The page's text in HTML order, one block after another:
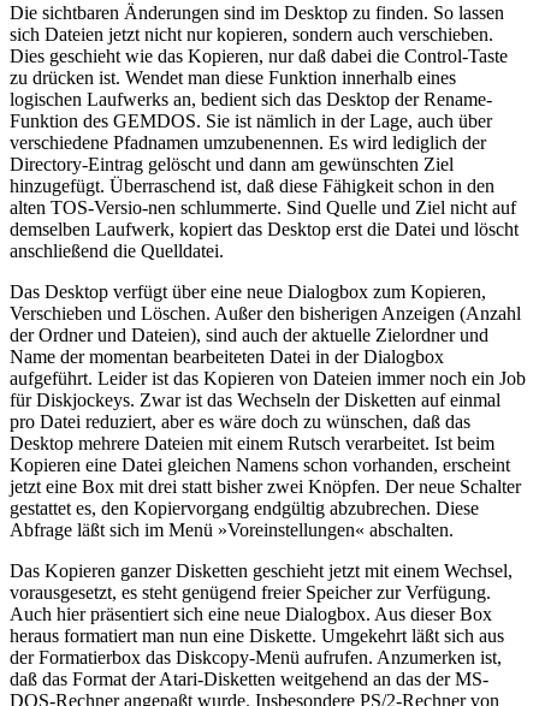
Die sichtbaren Änderungen sind im Desktop zu finden. So lassen
sich Dateien jetzt nicht nur kopieren, sondern auch verschieben.
Dies geschieht wie das Kopieren, nur daß dabei die Control-Taste
zu drücken ist. Wendet man diese Funktion innerhalb eines
logischen Laufwerks an, bedient sich das Desktop der Rename-
Funktion des GEMDOS. Sie ist nämlich in der Lage, auch über
verschiedene Pfadnamen umzubenennen. Es wird lediglich der
Directory-Eintrag gelöscht und dann am gewünschten Ziel
hinzugefügt. Überraschend ist, daß diese Fähigkeit schon in den
alten TOS-Versio-nen schlummerte. Sind Quelle und Ziel nicht auf
demselben Laufwerk, kopiert das Desktop erst die Datei und löscht
anschließend die Quelldatei.
Das Desktop verfügt über eine neue Dialogbox zum Kopieren,
Verschieben und Löschen. Außer den bisherigen Anzeigen (Anzahl
der Ordner und Dateien), sind auch der aktuelle Zielordner und
Name der momentan bearbeiteten Datei in der Dialogbox
aufgeführt. Leider ist das Kopieren von Dateien immer noch ein Job
für Diskjockeys. Zwar ist das Wechseln der Disketten auf einmal
pro Datei reduziert, aber es wäre doch zu wünschen, daß das
Desktop mehrere Dateien mit einem Rutsch verarbeitet. Ist beim
Kopieren eine Datei gleichen Namens schon vorhanden, erscheint
jetzt eine Box mit drei statt bisher zwei Knöpfen. Der neue Schalter
gestattet es, den Kopiervorgang endgültig abzubrechen. Diese
Abfrage läßt sich im Menü »Voreinstellungen« abschalten.
Das Kopieren ganzer Disketten geschieht jetzt mit einem Wechsel,
vorausgesetzt, es steht genügend freier Speicher zur Verfügung.
Auch hier präsentiert sich eine neue Dialogbox. Aus dieser Box
heraus formatiert man nun eine Diskette. Umgekehrt läßt sich aus
der Formatierbox das Diskcopy-Menü aufrufen. Anzumerken ist,
daß das Format der Atari-Disketten weitgehend an das der MS-
DOS-Rechner angepaßt wurde. Insbesondere PS/2-Rechner von